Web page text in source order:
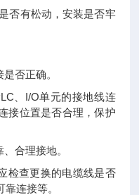
有松动，安装是否牢
否正确。
、I/O单元的接地线连
接位置是否合理，保护
合理接地。
查更换的电缆线是否
连接等。